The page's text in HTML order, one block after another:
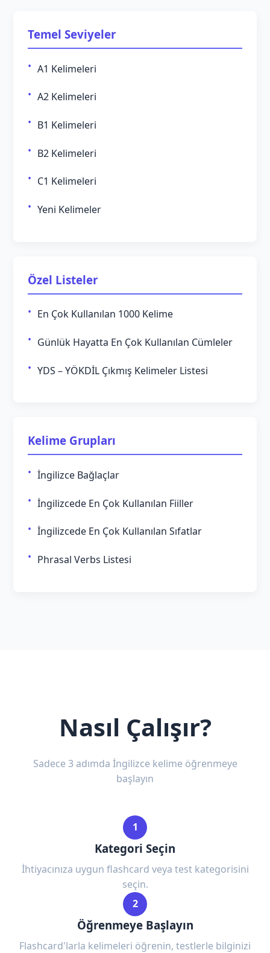
Temel Seviyeler
A1 Kelimeleri
A2 Kelimeleri
B1 Kelimeleri
B2 Kelimeleri
C1 Kelimeleri
Yeni Kelimeler
Özel Listeler
En Çok Kullanılan 1000 Kelime
Günlük Hayatta En Çok Kullanılan Cümleler
YDS – YÖKDİL Çıkmış Kelimeler Listesi
Kelime Grupları
İngilizce Bağlaçlar
İngilizcede En Çok Kullanılan Fiiller
İngilizcede En Çok Kullanılan Sıfatlar
Phrasal Verbs Listesi
Nasıl Çalışır?
Sadece 3 adımda İngilizce kelime öğrenmeye
başlayın
1
Kategori Seçin
İhtiyacınıza uygun flashcard veya test kategorisini
seçin.
2
Öğrenmeye Başlayın
Flashcard'larla kelimeleri öğrenin, testlerle bilginizi